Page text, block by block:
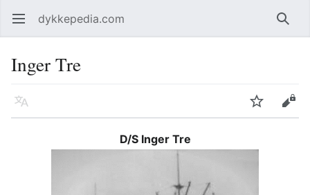
Åpne hovedmenyen dykkepedia.com Søk
Inger Tre
Språk Overvåk Rediger
D/S Inger Tre